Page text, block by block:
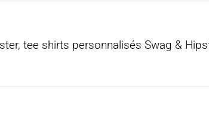
tee shirts personnalisés Swag &